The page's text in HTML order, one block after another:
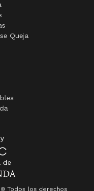
Queja
de
Todos los derechos